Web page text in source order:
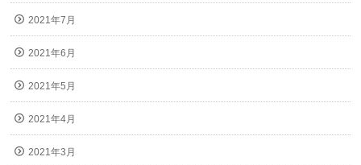
2021年7月
2021年6月
2021年5月
2021年4月
2021年3月